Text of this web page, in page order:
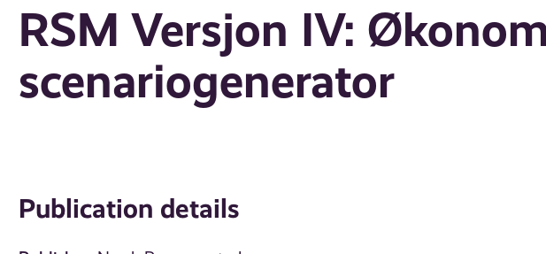
RSM Versjon IV:
scenariogenerator
Publication details